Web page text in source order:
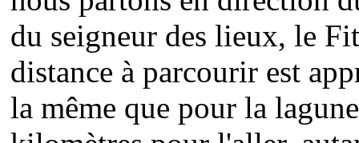
du seigneur des lieux, le
distance à parcourir est
la même que pour la